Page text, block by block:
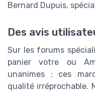
Bernard Dupuis,
Des avis
Sur les forums
panier votre ou
unanimes : ces
qualité irréprochable.